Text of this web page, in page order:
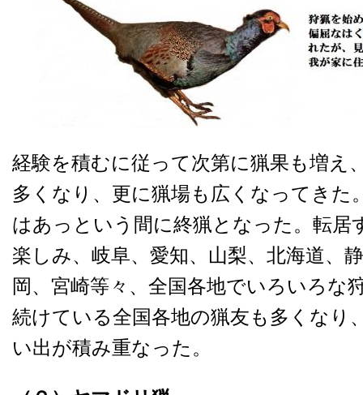
経験を積むに従って次第に猟果も増え
多くなり、更に猟場も広くなってきた
はあっという間に終猟となった。転居
楽しみ、岐阜、愛知、山梨、北海道、
岡、宮崎等々、全国各地でいろいろな
続けている全国各地の猟友も多くなり
い出が積み重なった。